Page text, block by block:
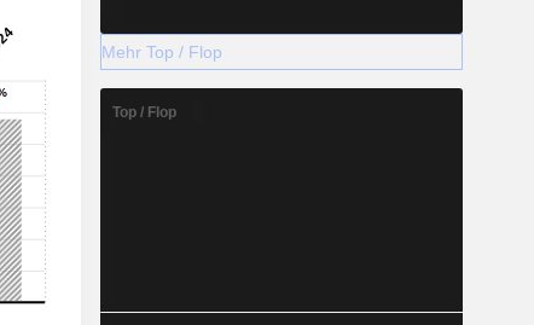
Mehr Top / Flop
Top / Flop